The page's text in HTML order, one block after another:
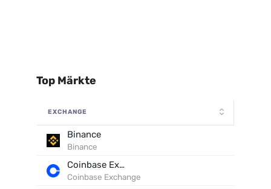
Top Märkte
EXCHANGE
Binance
Binance
Coinbase Exchange
Coinbase Exchange